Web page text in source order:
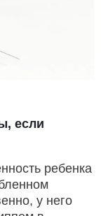
если
ребенка
у него